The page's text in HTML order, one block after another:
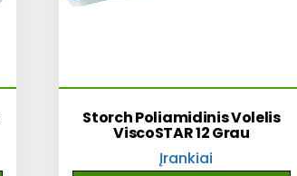
Storch Poliamidinis Volelis
ViscoSTAR 12 Grau
Įrankiai